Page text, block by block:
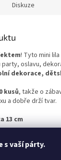
s vaší párty.
Diskuze
! Tyto mini
oslavu,
dekorace,
kusů, takže o
a dobře drží tvar.
13 cm